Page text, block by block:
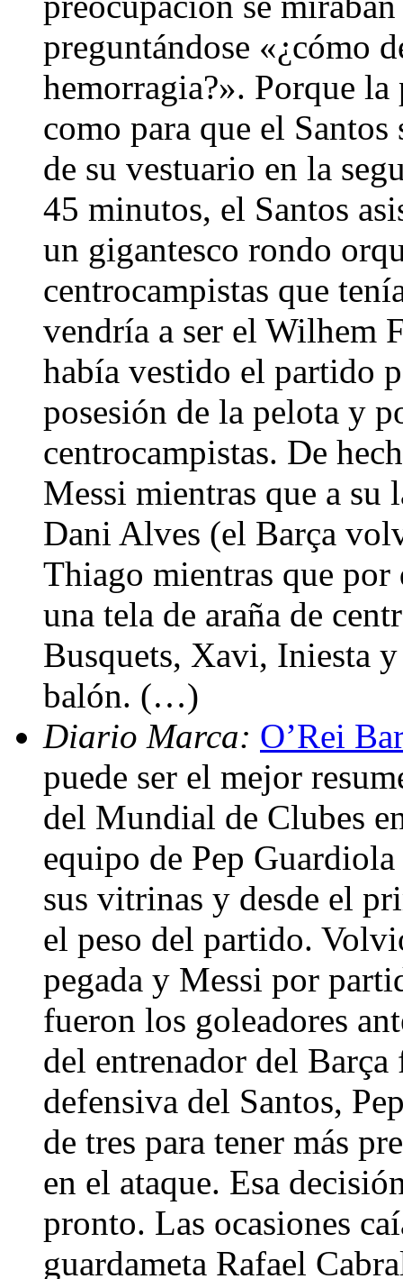
preguntándose «¿cómo
hemorragia?». Porque
como para que el
de su vestuario en la
45 minutos, el Santos
un gigantesco rondo
centrocampistas que
vendría a ser el Wilhem
había vestido el partido
posesión de la pelota y
centrocampistas. De
Messi mientras que a su
Dani Alves (el Barça
Thiago mientras que por
una tela de araña de
Busquets, Xavi, Iniesta
balón. (…)
Diario Marca: O’Rei
puede ser el mejor
del Mundial de Clubes
equipo de Pep
sus vitrinas y desde el
el peso del partido.
pegada y Messi por
fueron los goleadores
del entrenador del
defensiva del Santos,
de tres para tener más
en el ataque. Esa
pronto. Las ocasiones
guardameta Rafael